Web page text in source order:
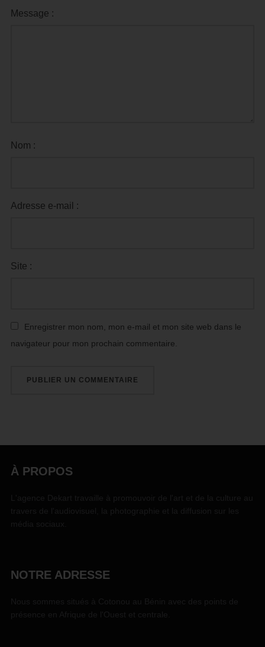
Message :
Nom :
Adresse e-mail :
Site :
Enregistrer mon nom, mon e-mail et mon site web dans le
navigateur pour mon prochain commentaire.
À PROPOS
NOTRE ADRESSE